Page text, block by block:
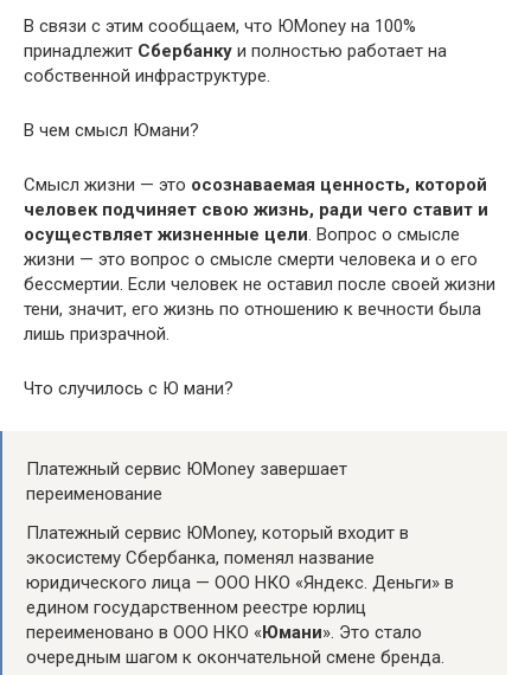
В связи с этим сообщаем, что ЮMoney на 100%
принадлежит Сбербанку и полностью работает на
собственной инфраструктуре.
В чем смысл Юмани?
Смысл жизни — это осознаваемая ценность, которой
человек подчиняет свою жизнь, ради чего ставит и
осуществляет жизненные цели. Вопрос о смысле
жизни — это вопрос о смысле смерти человека и о его
бессмертии. Если человек не оставил после своей жизни
тени, значит, его жизнь по отношению к вечности была
лишь призрачной.
Что случилось с Ю мани?
Платежный сервис ЮMoney завершает
переименование
Платежный сервис ЮMoney, который входит в
экосистему Сбербанка, поменял название
юридического лица — ООО НКО «Яндекс. Деньги» в
едином государственном реестре юрлиц
переименовано в ООО НКО « Юмани». Это стало
очередным шагом к окончательной смене бренда.